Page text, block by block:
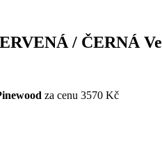
/ ČERNÁ
za cenu 3570 Kč